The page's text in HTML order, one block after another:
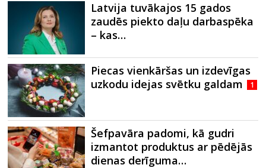
Latvija tuvākajos 15 gados
zaudēs piekto daļu darbaspēka
– kas…
Piecas vienkāršas un izdevīgas
uzkodu idejas svētku galdam
1
Šefpavāra padomi, kā gudri
izmantot produktus ar pēdējās
dienas derīguma…